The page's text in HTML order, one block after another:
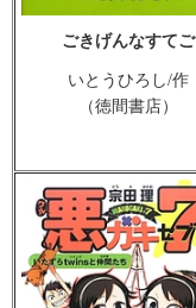
ごきげんなすてご
いとうひろし/作
（徳間書店）